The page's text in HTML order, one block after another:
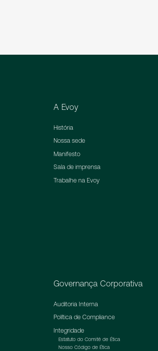
A Evoy
História
Nossa sede
Manifesto
Sala de imprensa
Trabalhe na Evoy
Governança Corporativa
Auditoria Interna
Política de Compliance
Integridade
Estatuto do Comitê de Ética
Nosso Código de Ética